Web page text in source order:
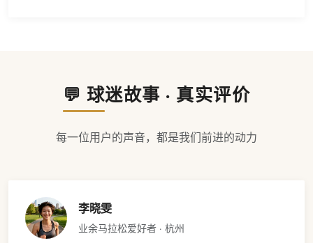
💬 球迷故事 · 真实评价
每一位用户的声音，都是我们前进的动力
李晓雯
业余马拉松爱好者 · 杭州